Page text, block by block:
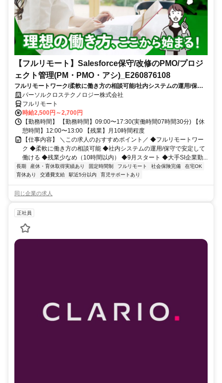
【フルリモート】Salesforce保守/改修のPMO/プロジ
ェクト管理(PM・PMO・アシ)_E260876108
フルリモートワーク/柔軟に働き方の相談可能/社内システムの運用/保守
で安定して働ける/残業少なめ（10時間以内）/9月スタート/大手SI企業勤
務
パーソルクロステクノロジー株式会社
フルリモート
時給2,500円～2,700円
【勤務時間】 【勤務時間】09:00〜17:30(実働時間07時間30分) 【休
憩時間】12:00〜13:00 【残業】月10時間程度
【仕事内容】 ＼この求人のおすすめポイント／ ◆フルリモートワー
ク ◆柔軟に働き方の相談可能 ◆社内システムの運用/保守で安定して
働ける ◆残業少なめ（10時間以内） ◆9月スタート ◆大手SI企業勤...
長期 産休・育休取得実績あり 固定時間制 フルリモート 社会保険完備
在宅OK
育休あり
交通費支給 駅近5分以内 育児サポートあり
同じ企業の求人
正社員